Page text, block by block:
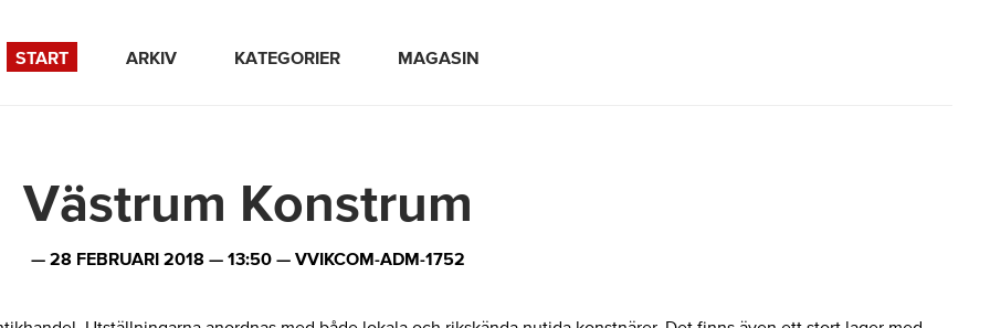
START ARKIV KATEGORIER MAGASIN
Västrum Konstrum
— 28 FEBRUARI 2018 — 13:50— VVIKCOM-ADM-1752